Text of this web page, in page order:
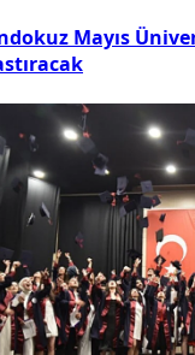
Mayıs